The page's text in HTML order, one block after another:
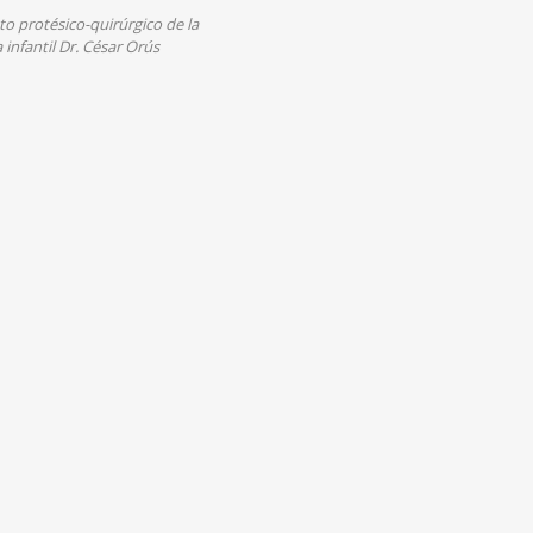
protésico-quirúrgico de la
infantil Dr. César Orús